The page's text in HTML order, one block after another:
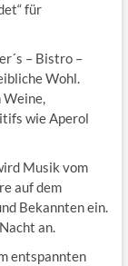
für
– Bistro –
Wohl.
Weine,
wie Aperol
Musik vom
auf dem
Bekannten ein.
an.
entspannten